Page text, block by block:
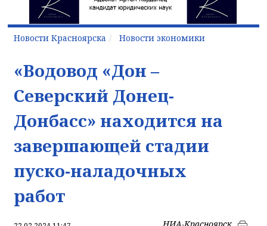
Новости Красноярска Новости экономики
«Водовод «Дон ‒
Северский Донец-
Донбасс» находится на
завершающей стадии
пуско-наладочных
работ
НИА-Красноярск